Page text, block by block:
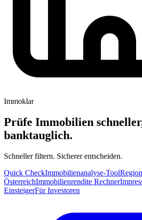
Immoklar
Prüfe Immobilien
banktauglich.
Schneller filtern. Sicherer entscheiden.
Quick CheckImmobilienanalyse-Tool
ÖsterreichImmobilienrendite Rechner
EinsteigerFür Investoren